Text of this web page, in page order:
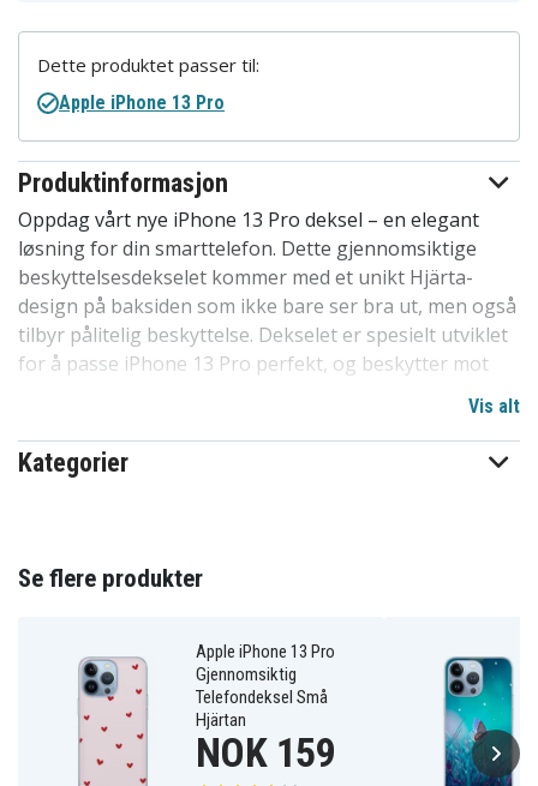
Produktinformasjon
Oppdag vårt nye iPhone 13 Pro deksel – en elegant
løsning for din smarttelefon. Dette gjennomsiktige
beskyttelsesdekselet kommer med et unikt Hjärta-
design på baksiden som ikke bare ser bra ut, men også
tilbyr pålitelig beskyttelse. Dekselet er spesielt utviklet
for å passe iPhone 13 Pro perfekt, og beskytter mot
Vårt design er uten skarpe kanter og enkelt å montere
eller fjerne fra mobilen din, uten risiko for riper eller
en rimelig pris, dette dekselet står sterkt i
konkurransen. Et utmerket valg for å beskytte
tilpasset for iPhone 13 Pro.
Produktdetaljer:
-Spesielt utformet for iPhone 13 Pro, kompatibelt med
Vis alt
Kategorier
Dette produktet passer til:
Apple iPhone 13 Pro
Se flere produkter
Apple iPhone 13 Pro
Gjennomsiktig
Telefondeksel Små
Hjärtan
NOK 159